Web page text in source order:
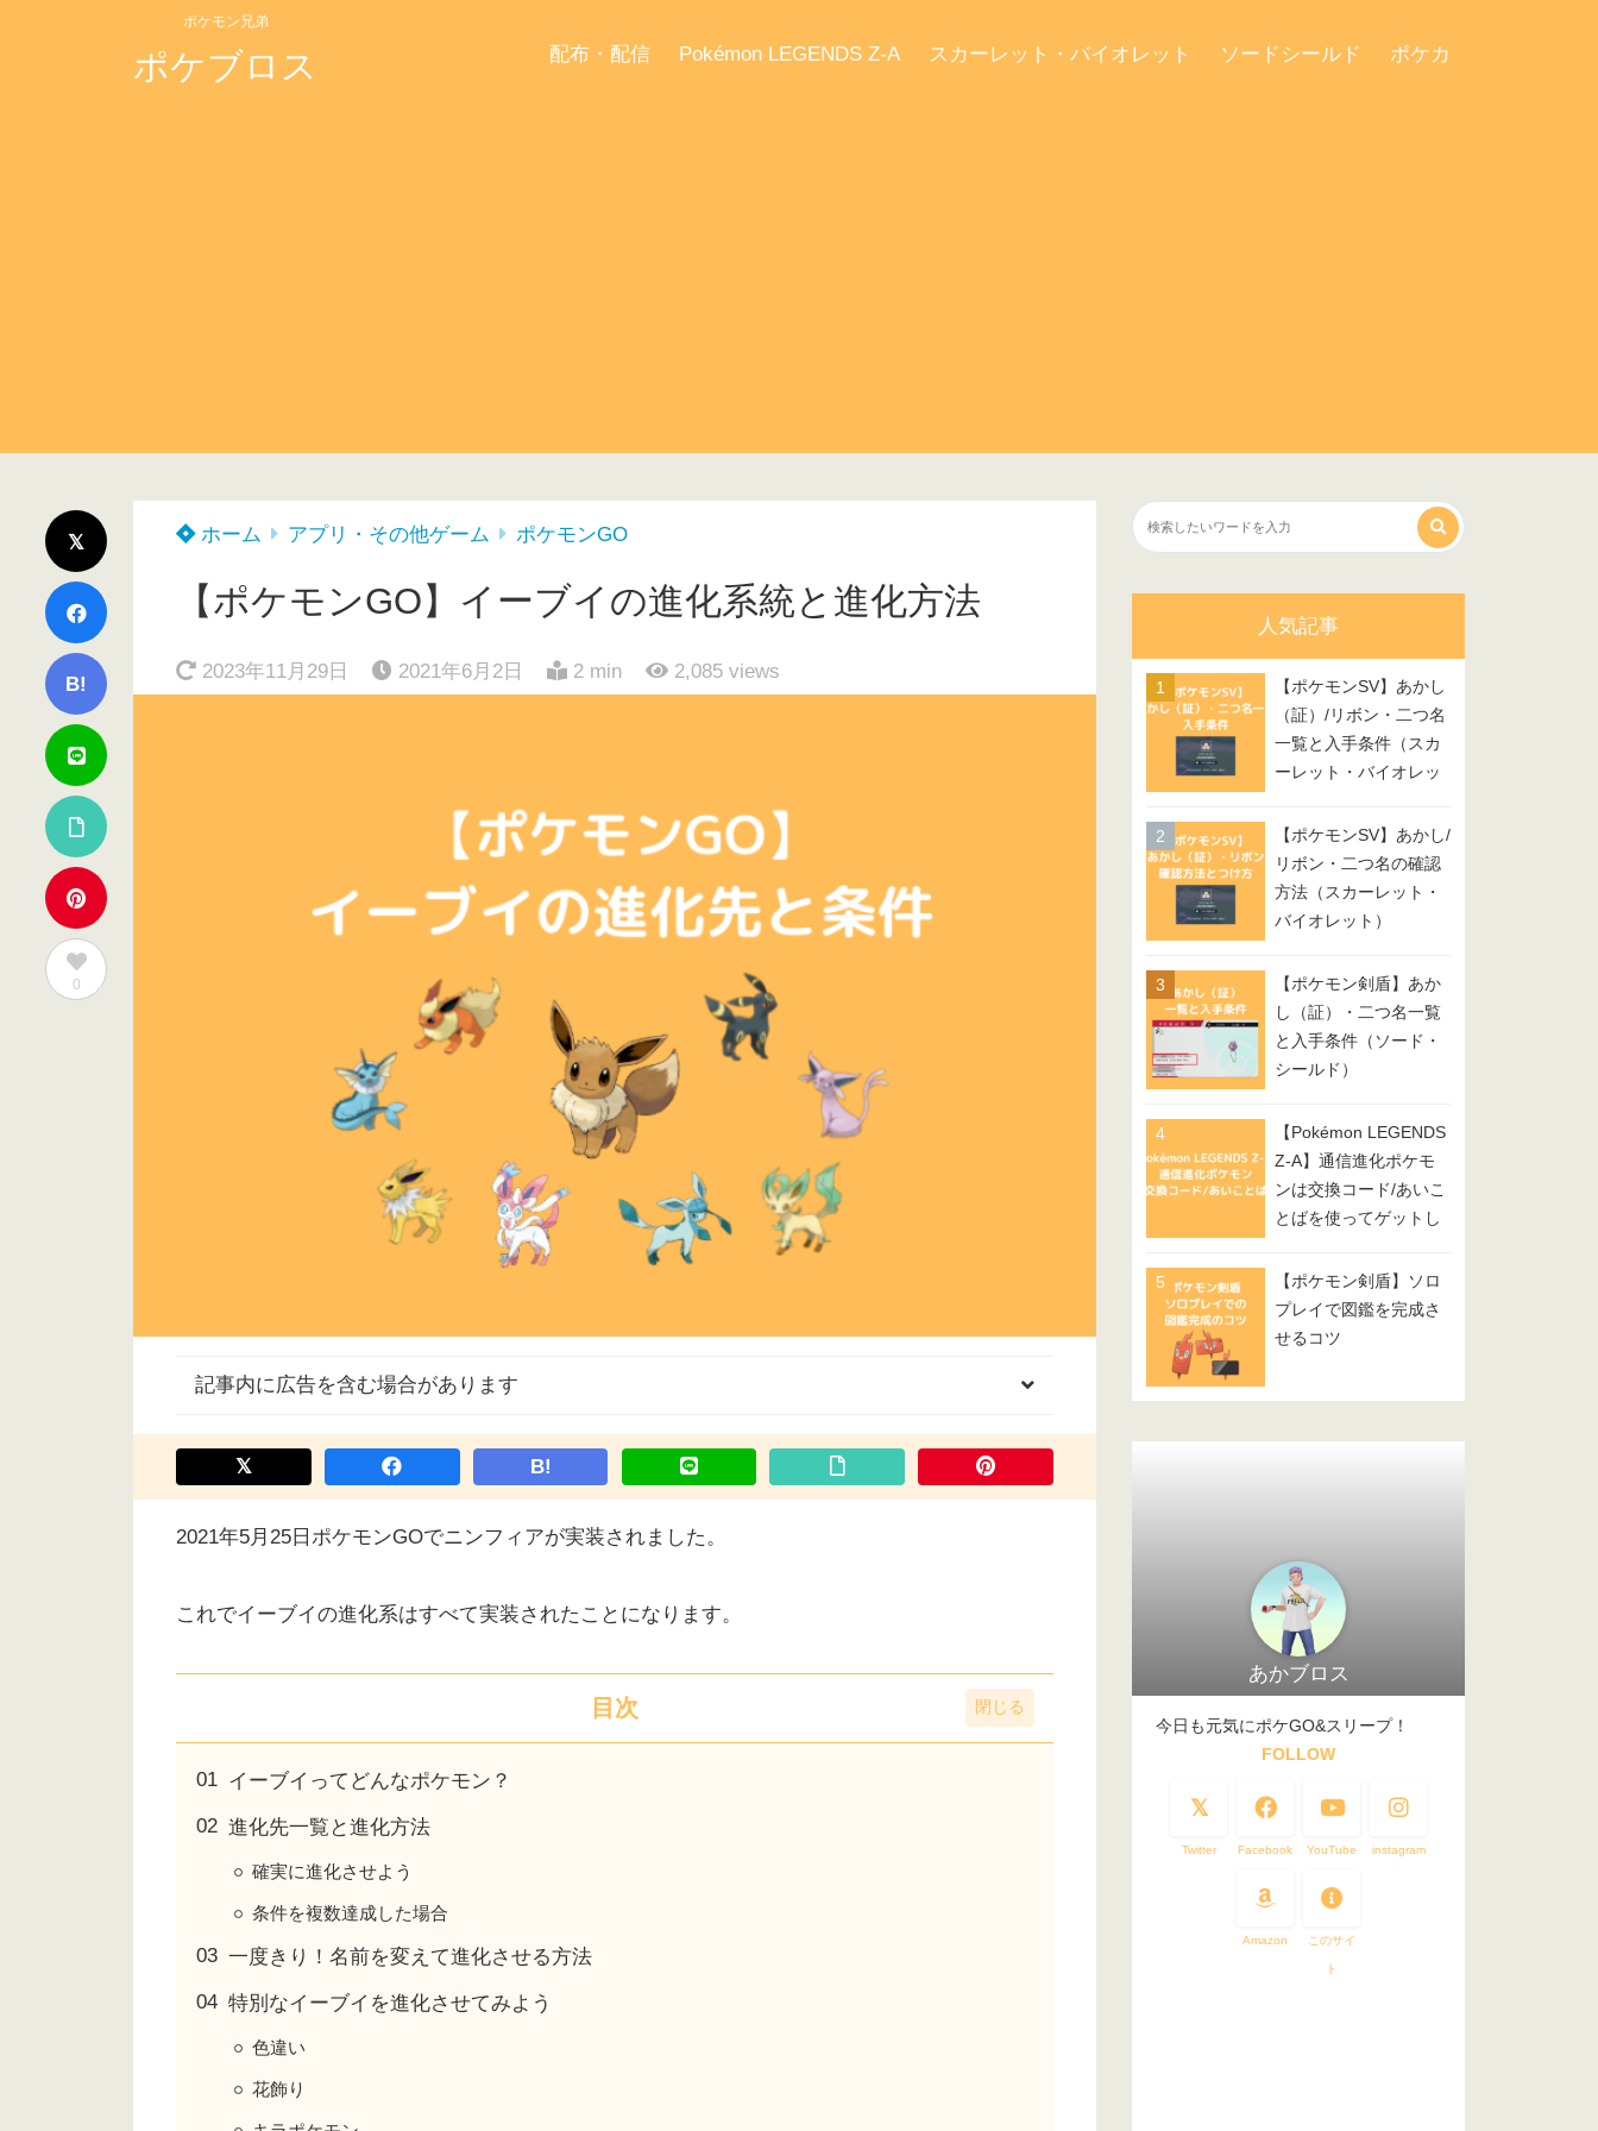
ポケモン兄弟
ポケブロス 配布・配信 Pokémon LEGENDS Z-A スカーレット・バイオレット ソードシールド ポケカ
B!
0
ホーム アプリ・その他ゲーム ポケモンGO
【ポケモンGO】イーブイの進化系統と進化方法
2023年11月29日 2021年6月2日 2 min 2,085 views
記事内に広告を含む場合があります
B!
2021年5月25日ポケモンGOでニンフィアが実装されました。
これでイーブイの進化系はすべて実装されたことになります。
目次
イーブイってどんなポケモン？
進化先一覧と進化方法
確実に進化させよう
条件を複数達成した場合
一度きり！名前を変えて進化させる方法
特別なイーブイを進化させてみよう
色違い
花飾り
人気記事
【ポケモンSV】あかし
（証）/リボン・二つ名
一覧と入手条件（スカ
ーレット・バイオレッ
【ポケモンSV】あかし/
リボン・二つ名の確認
方法（スカーレット・
バイオレット）
【ポケモン剣盾】あか
し（証）・二つ名一覧
と入手条件（ソード・
シールド）
【Pokémon LEGENDS
Z-A】通信進化ポケモ
ンは交換コード/あいこ
とばを使ってゲットし
【ポケモン剣盾】ソロ
プレイで図鑑を完成さ
せるコツ
あかブロス
今日も元気にポケGO&スリープ！
FOLLOW
Twitter Facebook YouTube instagram
Amazon このサイ
ト